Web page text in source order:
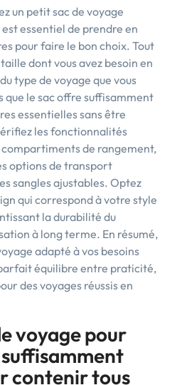
un petit sac de voyage
essentiel de prendre en
pour faire le bon choix. Tout
dont vous avez besoin en
type de voyage que vous
que le sac offre suffisamment
essentielles sans être
les fonctionnalités
compartiments de rangement,
options de transport
sangles ajustables. Optez
qui correspond à votre style
la durabilité du
à long terme. En résumé,
adapté à vos besoins
équilibre entre praticité,
des voyages réussis en
voyage pour
contenir tous